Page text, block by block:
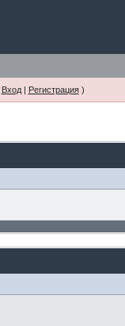
Вход| Регистрация)